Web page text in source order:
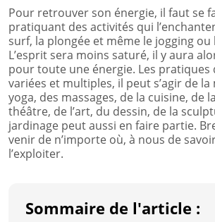
Pour retrouver son énergie, il faut se
pratiquant des activités qui
surf, la plongée et même le jogging ou
L’esprit sera moins saturé, il y aura
pour toute une énergie. Les
variées et multiples, il peut s’agir de
yoga, des massages, de la cuisine, de
théâtre, de l’art, du dessin, de la
jardinage peut aussi en faire partie.
venir de n’importe où, à nous de
l’exploiter.
Sommaire de l'article :